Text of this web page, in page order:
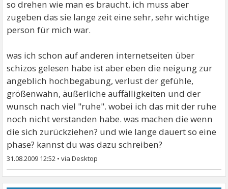
so drehen wie man es braucht. ich muss aber
zugeben das sie lange zeit eine sehr, sehr wichtige
person für mich war.
was ich schon auf anderen internetseiten über
schizos gelesen habe ist aber eben die neigung zur
angeblich hochbegabung, verlust der gefühle,
größenwahn, äußerliche auffälligkeiten und der
wunsch nach viel "ruhe". wobei ich das mit der ruhe
noch nicht verstanden habe. was machen die wenn
die sich zurückziehen? und wie lange dauert so eine
phase? kannst du was dazu schreiben?
31.08.2009 12:52 •